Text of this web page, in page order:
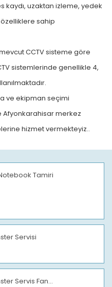
kaydı, uzaktan izleme, yedek
özelliklere sahip
CCTV sisteme göre
sistemlerinde genellikle 4,
ve ekipman seçimi
Afyonkarahisar merkez
hizmet vermekteyiz..
Tamiri
Servisi
Servis Fan...